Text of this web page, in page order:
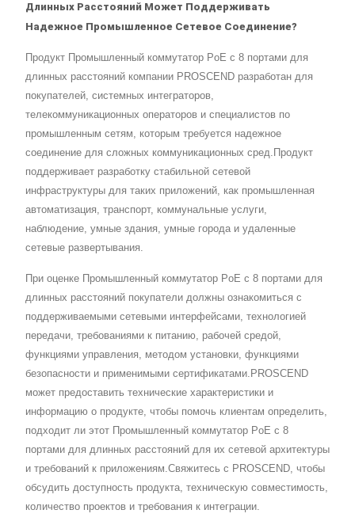
Длинных Расстояний Может Поддерживать
Надежное Промышленное Сетевое Соединение?
Продукт Промышленный коммутатор PoE с 8 портами для
длинных расстояний компании PROSCEND разработан для
покупателей, системных интеграторов,
телекоммуникационных операторов и специалистов по
промышленным сетям, которым требуется надежное
соединение для сложных коммуникационных сред.Продукт
поддерживает разработку стабильной сетевой
инфраструктуры для таких приложений, как промышленная
автоматизация, транспорт, коммунальные услуги,
наблюдение, умные здания, умные города и удаленные
сетевые развертывания.
При оценке Промышленный коммутатор PoE с 8 портами для
длинных расстояний покупатели должны ознакомиться с
поддерживаемыми сетевыми интерфейсами, технологией
передачи, требованиями к питанию, рабочей средой,
функциями управления, методом установки, функциями
безопасности и применимыми сертификатами.PROSCEND
может предоставить технические характеристики и
информацию о продукте, чтобы помочь клиентам определить,
подходит ли этот Промышленный коммутатор PoE с 8
портами для длинных расстояний для их сетевой архитектуры
и требований к приложениям.Свяжитесь с PROSCEND, чтобы
обсудить доступность продукта, техническую совместимость,
количество проектов и требования к интеграции.